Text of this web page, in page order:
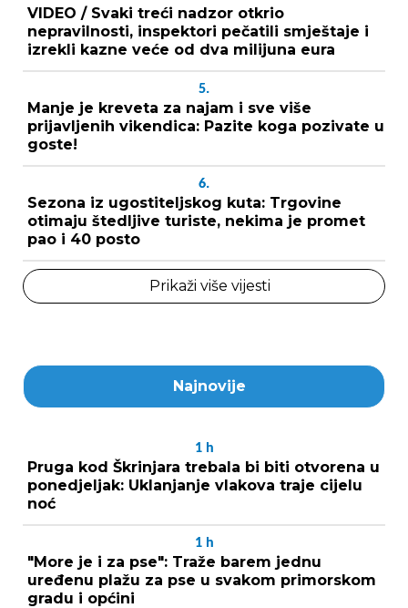
VIDEO / Svaki treći nadzor otkrio
nepravilnosti, inspektori pečatili smještaje i
izrekli kazne veće od dva milijuna eura
5.
Manje je kreveta za najam i sve više
prijavljenih vikendica: Pazite koga pozivate u
goste!
6.
Sezona iz ugostiteljskog kuta: Trgovine
otimaju štedljive turiste, nekima je promet
pao i 40 posto
Prikaži više vijesti
Najnovije
1 h
Pruga kod Škrinjara trebala bi biti otvorena u
ponedjeljak: Uklanjanje vlakova traje cijelu
noć
1 h
"More je i za pse": Traže barem jednu
uređenu plažu za pse u svakom primorskom
gradu i općini